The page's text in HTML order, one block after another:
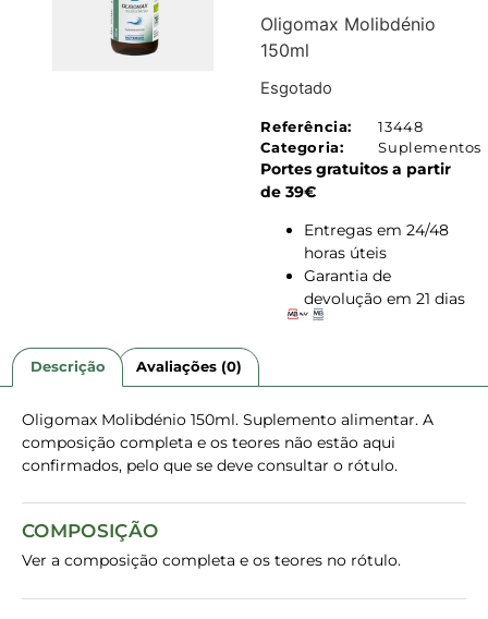
Oligomax Molibdénio
150ml
Esgotado
Referência:
13448
Categoria:
Suplementos
Portes gratuitos a partir
de 39€
Entregas em 24/48
horas úteis
Garantia de
devolução em 21 dias
Descrição Avaliações (0)
Oligomax Molibdénio 150ml. Suplemento alimentar. A
composição completa e os teores não estão aqui
confirmados, pelo que se deve consultar o rótulo.
COMPOSIÇÃO
Ver a composição completa e os teores no rótulo.